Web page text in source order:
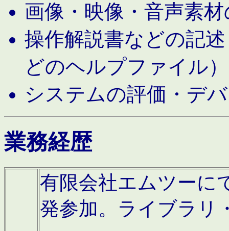
画像・映像・音声素
操作解説書などの記
どのヘルプファイル）
システムの評価・デ
業務経歴
有限会社エムツーに
発参加。ライブラリ